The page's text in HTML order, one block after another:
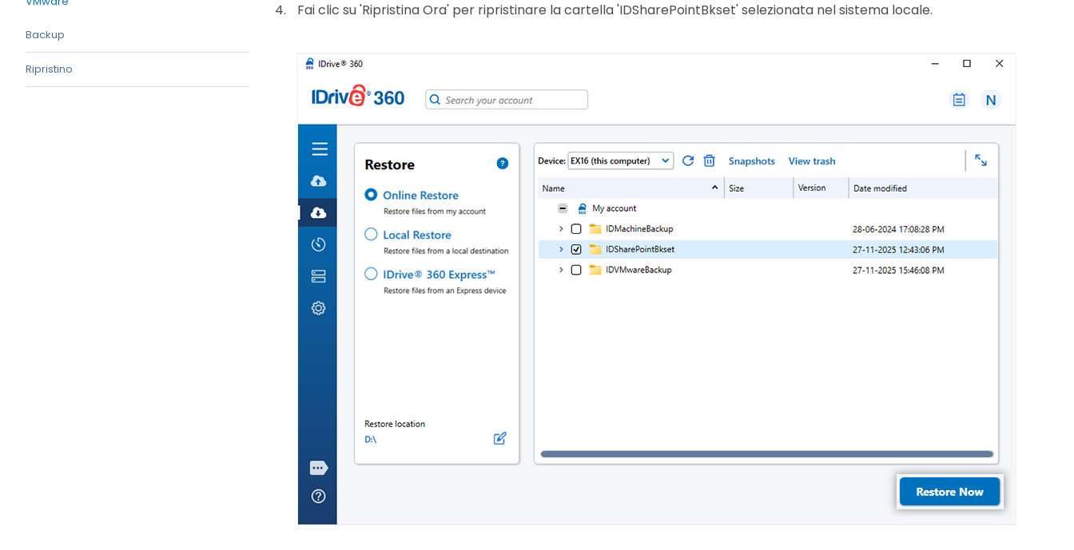
Backup
Ripristino
Fai clic su 'Ripristina Ora' per ripristinare la cartella 'IDSharePointBkset' selezionata nel sistema locale.